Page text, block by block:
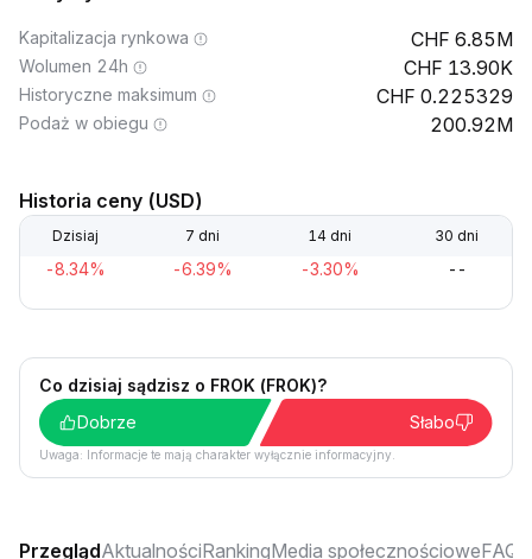
Kapitalizacja rynkowa 6.85M
Wolumen 24h 13.90K
Historyczne maksimum 0.225329
Podaż w obiegu 200.92M
Historia ceny (USD)
Dzisiaj 7 dni 14 dni 30 dni
-8.34% -6.39% -3.30% --
Co dzisiaj sądzisz o FROK (FROK)?
Dobrze
Słabo
Uwaga: Informacje te mają charakter wyłącznie informacyjny.
PrzeglądAktualnościRankingMedia społecznościoweFAQ